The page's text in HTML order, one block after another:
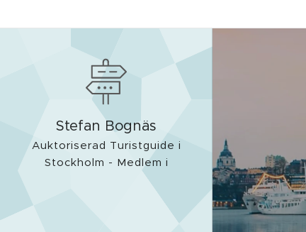
Stefan Bognäs
Auktoriserad Turistguide i
Stockholm - Medlem i
FSAG och WFTGA